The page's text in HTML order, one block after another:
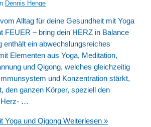
Dennis Henge
Alltag für deine Gesundheit mit Yoga
FEUER – bring dein HERZ in Balance
enthält ein abwechslungsreiches
Elementen aus Yoga, Meditation,
und Qigong, welches gleichzeitig
und Konzentration stärkt,
den ganzen Körper, speziell den
Herz- …
Yoga und Qigong Weiterlesen »